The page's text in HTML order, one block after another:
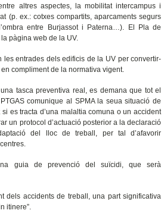
altres aspectes, la mobilitat intercampus i
(p. ex.: cotxes compartits, aparcaments segurs
entre Burjassot i Paterna…). El Pla de
pàgina web de la UV.
les entrades dels edificis de la UV per convertir-
en compliment de la normativa vigent.
tasca preventiva real, es demana que tot el
comunique al SPMA la seua situació de
es tracta d’una malaltia comuna o un accident
un protocol d’actuació posterior a la declaració
del lloc de treball, per tal d’afavorir
guia de prevenció del suïcidi, que serà
dels accidents de treball, una part significativa
itinere”.